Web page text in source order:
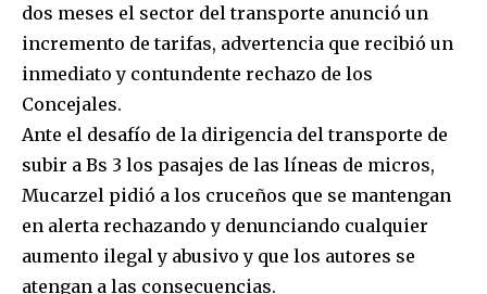
Privacy Policy
dos meses el sector del transporte anunció un
incremento de tarifas, advertencia que recibió un
inmediato y contundente rechazo de los
Concejales.
Ante el desafío de la dirigencia del transporte de
subir a Bs 3 los pasajes de las líneas de micros,
Mucarzel pidió a los cruceños que se mantengan
en alerta rechazando y denunciando cualquier
aumento ilegal y abusivo y que los autores se
atengan a las consecuencias.